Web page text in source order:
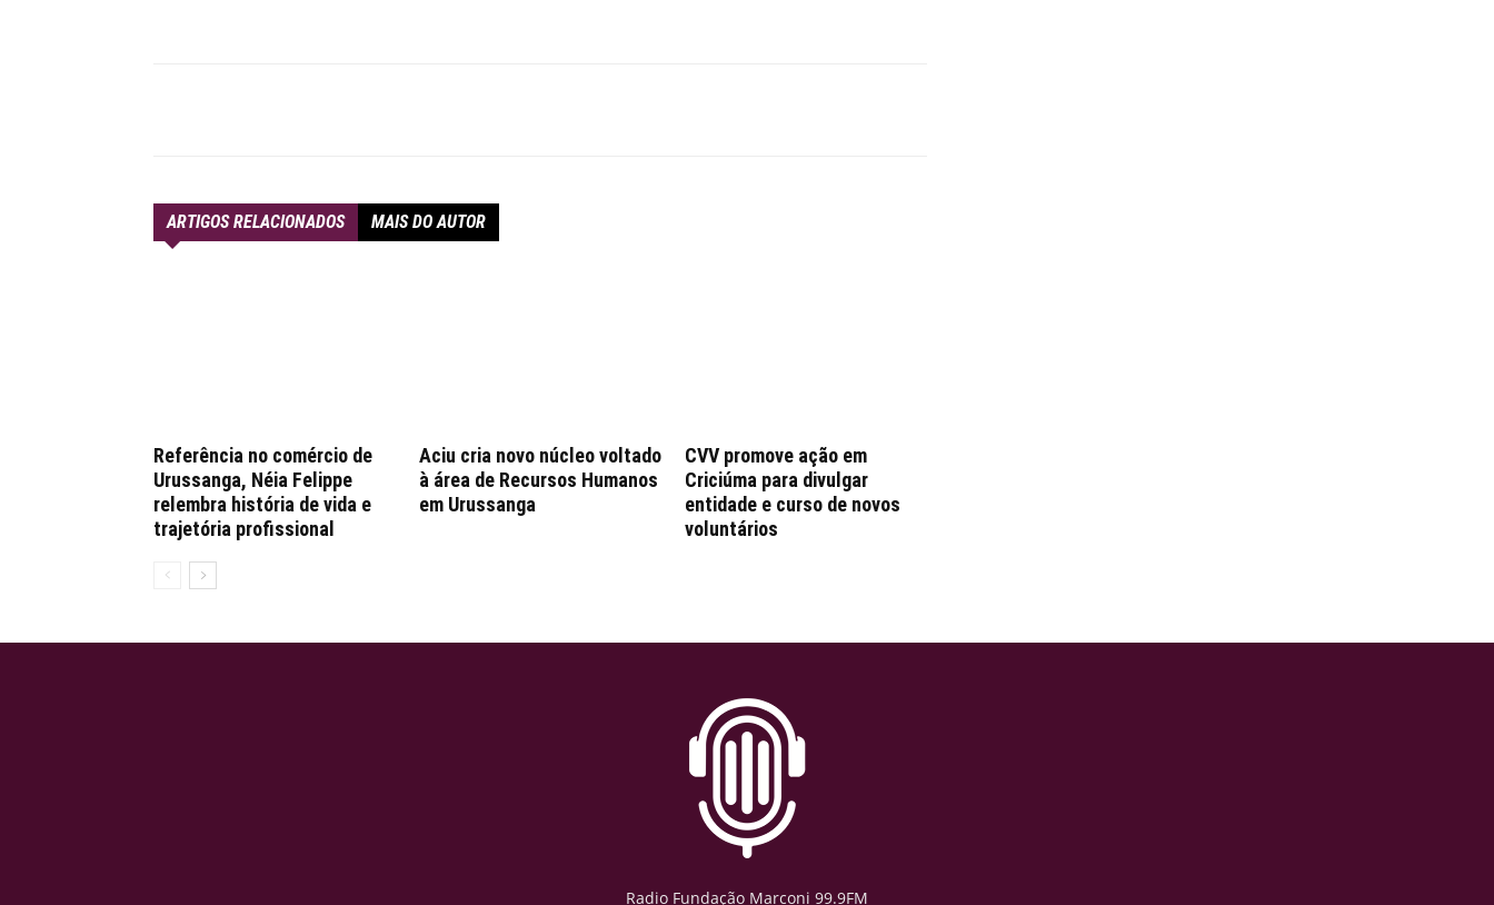
ARTIGOS RELACIONADOS MAIS DO AUTOR
Referência no comércio de
Urussanga, Néia Felippe
relembra história de vida e
trajetória profissional
Aciu cria novo núcleo voltado
à área de Recursos Humanos
em Urussanga
CVV promove ação em
Criciúma para divulgar
entidade e curso de novos
voluntários
Radio Fundação Marconi 99.9FM